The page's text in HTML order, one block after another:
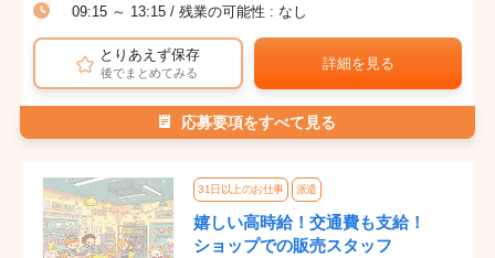
09:15 ～ 13:15 / 残業の可能性 : なし
とりあえず保存
後でまとめてみる
詳細を見る
応募要項をすべて見る
31日以上のお仕事 派遣
嬉しい高時給！交通費も支給！
ショップでの販売スタッフ